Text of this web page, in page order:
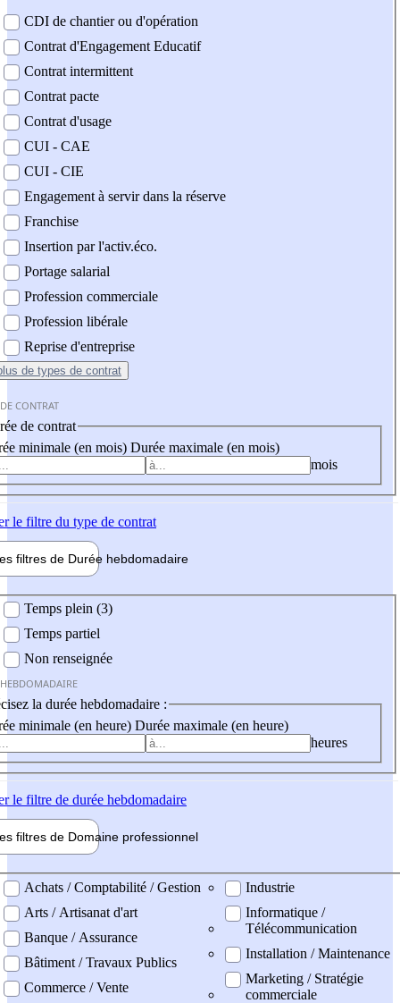
CDI de chantier ou d'opération
Contrat d'Engagement Educatif
Contrat intermittent
Contrat pacte
Contrat d'usage
CUI - CAE
CUI - CIE
Engagement à servir dans la réserve
Franchise
Insertion par l'activ.éco.
Portage salarial
Profession commerciale
Profession libérale
Reprise d'entreprise
de types de contrat
CONTRAT
de contrat
minimale (en mois) Durée maximale (en mois)
mois
le filtre du type de contrat
filtres de Durée hebdomadaire
Temps plein (3)
Temps partiel
Non renseignée
la durée hebdomadaire :
minimale (en heure) Durée maximale (en heure)
heures
le filtre de durée hebdomadaire
filtres de Domaine professionnel
professionel
Achats / Comptabilité / Gestion
Arts / Artisanat d'art
Banque / Assurance
Bâtiment / Travaux Publics
Commerce / Vente
Industrie
Informatique /
Télécommunication
Installation / Maintenance
Marketing / Stratégie
commerciale